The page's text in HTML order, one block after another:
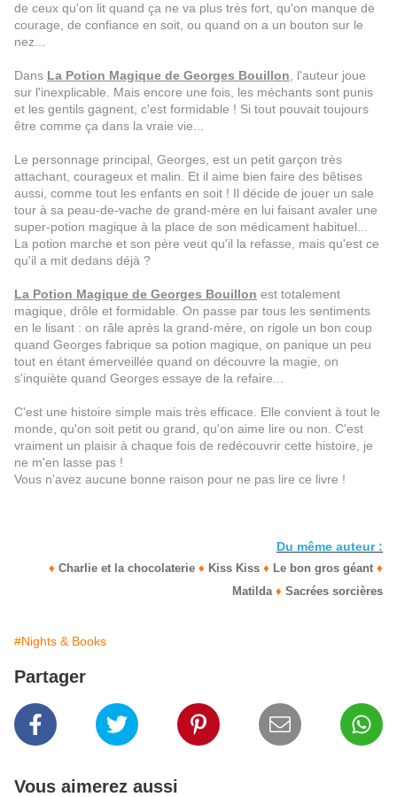
de ceux qu'on lit quand ça ne va plus très fort, qu'on manque de
courage, de confiance en soit, ou quand on a un bouton sur le
nez...
Dans La Potion Magique de Georges Bouillon , l'auteur joue
sur l'inexplicable. Mais encore une fois, les méchants sont punis
et les gentils gagnent, c'est formidable ! Si tout pouvait toujours
être comme ça dans la vraie vie...
Le personnage principal, Georges, est un petit garçon très
attachant, courageux et malin. Et il aime bien faire des bêtises
aussi, comme tout les enfants en soit ! Il décide de jouer un sale
tour à sa peau-de-vache de grand-mère en lui faisant avaler une
super-potion magique à la place de son médicament habituel...
La potion marche et son père veut qu'il la refasse, mais qu'est ce
qu'il a mit dedans déjà ?
La Potion Magique de Georges Bouillon est totalement
magique, drôle et formidable. On passe par tous les sentiments
en le lisant : on râle après la grand-mère, on rigole un bon coup
quand Georges fabrique sa potion magique, on panique un peu
tout en étant émerveillée quand on découvre la magie, on
s'inquiète quand Georges essaye de la refaire...
C'est une histoire simple mais très efficace. Elle convient à tout le
monde, qu'on soit petit ou grand, qu'on aime lire ou non. C'est
vraiment un plaisir à chaque fois de redécouvrir cette histoire, je
ne m'en lasse pas !
Vous n'avez aucune bonne raison pour ne pas lire ce livre !
Du même auteur :
♦ Charlie et la chocolaterie ♦ Kiss Kiss ♦ Le bon gros géant ♦
Matilda ♦ Sacrées sorcières
#Nights & Books
Partager
Vous aimerez aussi